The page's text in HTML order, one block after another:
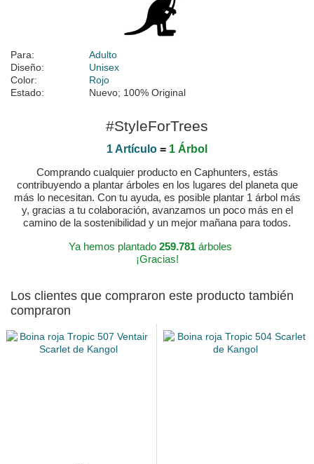
Para:
Adulto
Diseño:
Unisex
Color:
Rojo
Estado:
Nuevo; 100% Original
#StyleForTrees
1 Artículo = 1 Árbol
Comprando cualquier producto en Caphunters, estás
contribuyendo a plantar árboles en los lugares del planeta que
más lo necesitan. Con tu ayuda, es posible plantar 1 árbol más
y, gracias a tu colaboración, avanzamos un poco más en el
camino de la sostenibilidad y un mejor mañana para todos.
Ya hemos plantado 259.781 árboles
¡Gracias!
Los clientes que compraron este producto también
compraron